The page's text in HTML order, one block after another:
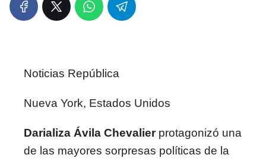
Noticias República
Nueva York, Estados Unidos
Darializa Ávila Chevalierprotagonizó una
de las mayores sorpresas políticas de la